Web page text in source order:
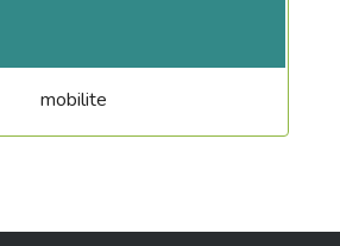
mobilite